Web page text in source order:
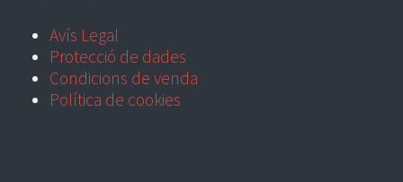
Avís Legal
Protecció de dades
Condicions de venda
Política de cookies